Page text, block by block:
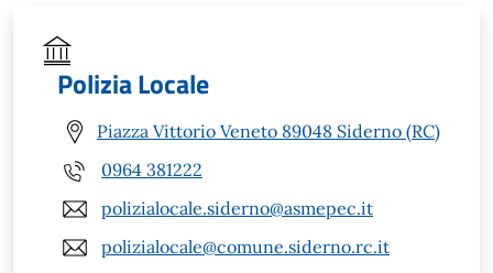
Polizia Locale
Piazza Vittorio Veneto 89048 Siderno (RC)
0964 381222
polizialocale.siderno@asmepec.it
polizialocale@comune.siderno.rc.it